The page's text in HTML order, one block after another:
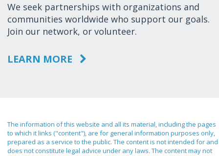
We seek partnerships with organizations and
communities worldwide who support our goals.
Join our network, or volunteer.
LEARN MORE
The information of this website and all its material, including the pages
to which it links ("content"), are for general information purposes only,
prepared as a service to the public. The content is not intended for and
does not constitute legal advice under any laws. The content may not